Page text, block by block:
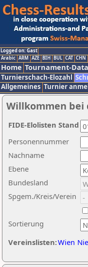
Logged on: Gast
Arabic ARM AZE BIH BUL CAT CHN
Home Tournament-
Turnierschach-Elozahl
Allgemeines Turnier
Willkommen bei
Nachname
Ebene
Sortierung
Personennummer
Bundesland
Spgem./Kreis/Verein
Vereinslisten:Wien
FIDE-Elolisten Stand